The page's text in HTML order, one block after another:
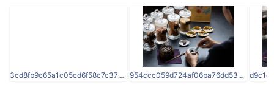
3cd8fb9c65a1c05cd6f58c7c3712fd60.jpg 954ccc059d724af06ba76dd5394c2154.jpg